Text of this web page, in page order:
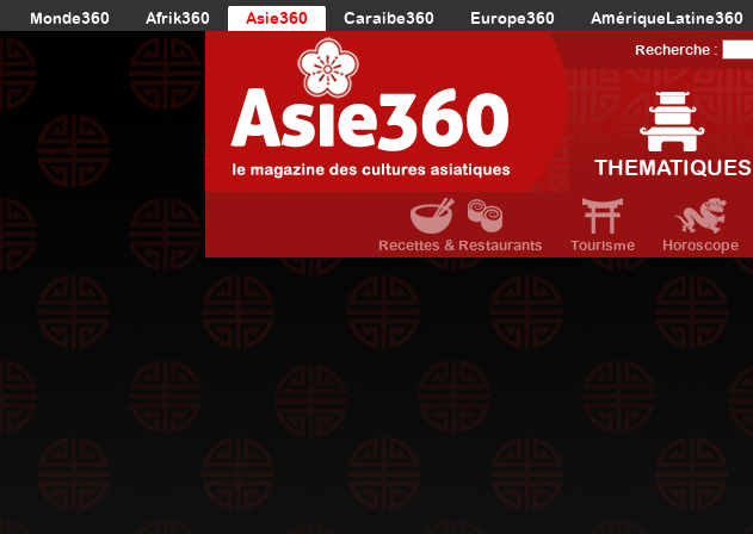
Monde360 Afrik360 Asie360 Caraibe360 Europe360 AmériqueLatine360
Recherche :
THEMATIQUES
Recettes & Restaurants Tourisme Horoscope